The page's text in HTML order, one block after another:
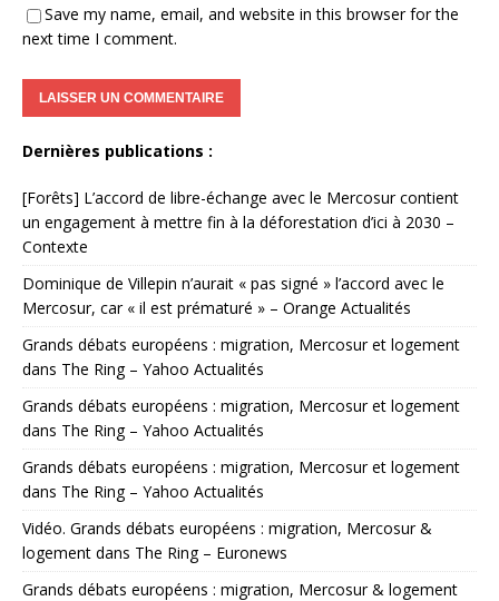
Save my name, email, and website in this browser for the
next time I comment.
Dernières publications :
[Forêts] L’accord de libre-échange avec le Mercosur contient
un engagement à mettre fin à la déforestation d’ici à 2030 –
Contexte
Dominique de Villepin n’aurait « pas signé » l’accord avec le
Mercosur, car « il est prématuré » – Orange Actualités
Grands débats européens : migration, Mercosur et logement
dans The Ring – Yahoo Actualités
Grands débats européens : migration, Mercosur et logement
dans The Ring – Yahoo Actualités
Grands débats européens : migration, Mercosur et logement
dans The Ring – Yahoo Actualités
Vidéo. Grands débats européens : migration, Mercosur &
logement dans The Ring – Euronews
Grands débats européens : migration, Mercosur & logement